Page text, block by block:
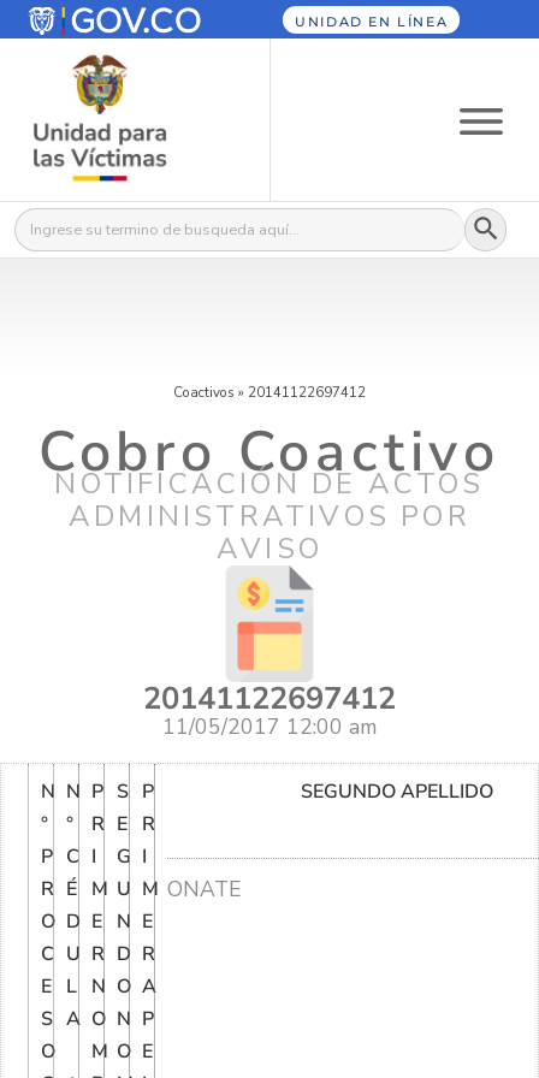
UNIDAD EN LÍNEA
Buscar: Botón
Coactivos » 20141122697412
Cobro Coactivo
NOTIFICACIÓN DE ACTOS
ADMINISTRATIVOS POR
AVISO
20141122697412
11/05/2017 12:00 am
N
°
P
R
O
C
E
S
O
N
°
C
É
D
U
L
A
P
R
I
M
E
R
N
O
M
S
E
G
U
N
D
O
N
O
P
R
I
M
E
R
A
P
E
SEGUNDO APELLIDO
ONATE